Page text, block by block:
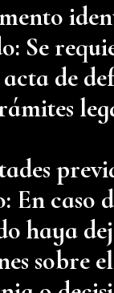
Se
de
En caso
haya
sobre